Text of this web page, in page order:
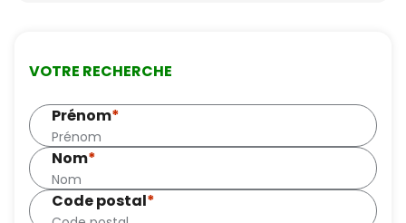
VOTRE RECHERCHE
Prénom*
Nom*
Code postal*